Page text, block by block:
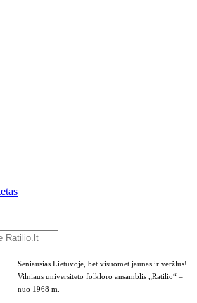
Seniausias Lietuvoje, bet visuomet jaunas ir veržlus!
Vilniaus universiteto folkloro ansamblis „Ratilio“ –
nuo 1968 m.